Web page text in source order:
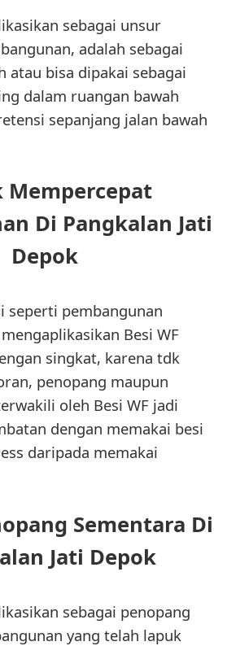
sebagai unsur
adalah sebagai
atau bisa dipakai sebagai
dalam ruangan bawah
sepanjang jalan bawah
Mempercepat
Di Pangkalan Jati
Depok
seperti pembangunan
Besi WF
singkat, karena tdk
penopang maupun
oleh Besi WF jadi
dengan memakai besi
daripada memakai
Sementara Di
Jati Depok
sebagai penopang
yang telah lapuk